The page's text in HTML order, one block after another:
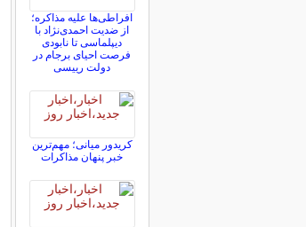
افراطی‌ها علیه مذاکره؛
از ضدیت احمدی‌نژاد با
دیپلماسی تا نابودی
فرصت احیای برجام در
دولت رییسی
کریدور میانی؛ مهم‌ترین
خبر پنهان مذاکرات